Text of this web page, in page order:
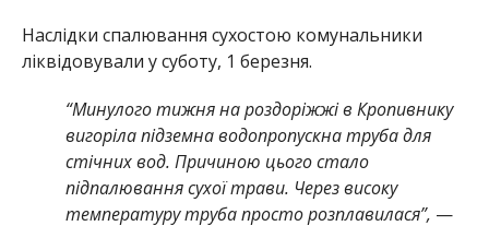
Наслідки спалювання сухостою комунальники
ліквідовували у суботу, 1 березня.
“Минулого тижня на роздоріжжі в Кропивнику
вигоріла підземна водопропускна труба для
стічних вод. Причиною цього стало
підпалювання сухої трави. Через високу
температуру труба просто розплавилася”, —